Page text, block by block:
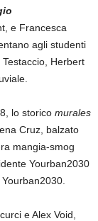
e Francesca
agli studenti
Herbert
lo storico murales
Cruz, balzato
mangia-smog
Yourban2030
e Alex Void,